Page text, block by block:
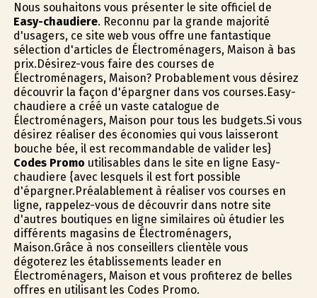
Nous souhaitons vous présenter le site officiel de
Easy-chaudiere. Reconnu par la grande majorité
d'usagers, ce site web vous offre une fantastique
sélection d'articles de Électroménagers, Maison à bas
prix.Désirez-vous faire des courses de
Électroménagers, Maison? Probablement vous désirez
découvrir la façon d'épargner dans vos courses.Easy-
chaudiere a créé un vaste catalogue de
Électroménagers, Maison pour tous les budgets.Si vous
désirez réaliser des économies qui vous laisseront
bouche bée, il est recommandable de valider les}
Codes Promo utilisables dans le site en ligne Easy-
chaudiere {avec lesquels il est fort possible
d'épargner.Préalablement à réaliser vos courses en
ligne, rappelez-vous de découvrir dans notre site
d'autres boutiques en ligne similaires où étudier les
différents magasins de Électroménagers,
Maison.Grâce à nos conseillers clientèle vous
dégoterez les établissements leader en
Électroménagers, Maison et vous profiterez de belles
offres en utilisant les Codes Promo.